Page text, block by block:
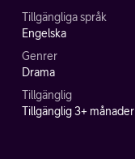
Tillgängliga språk
Engelska
Genrer
Drama
Tillgänglig
Tillgänglig 3+ månader